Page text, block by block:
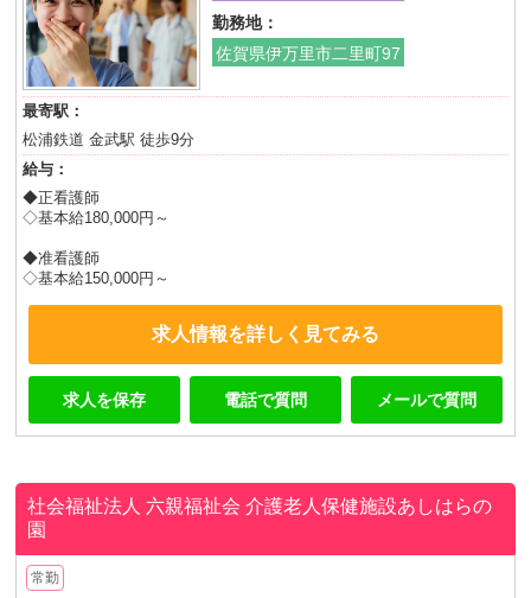
勤務地：
佐賀県伊万里市二里町97
最寄駅：
松浦鉄道 金武駅 徒歩9分
給与：
◆正看護師
◇基本給180,000円～
◆准看護師
◇基本給150,000円～
求人情報を詳しく見てみる
求人を保存 電話で質問 メールで質問
社会福祉法人 六親福祉会介護老人保健施設あしはらの
園
常勤